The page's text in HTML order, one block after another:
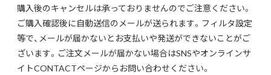
購入後のキャンセルは承っておりませんのでご注意ください。
ご購入確認後に自動送信のメールが送られます。フィルタ設定
等で、メールが届かないとお支払いや発送ができないことがご
ざいます。ご注文メールが届かない場合はSNSやオンラインサ
イトCONTACTページからお問い合わせください。